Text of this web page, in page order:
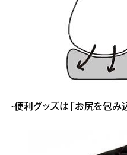
・便利グッズは「お尻を包み